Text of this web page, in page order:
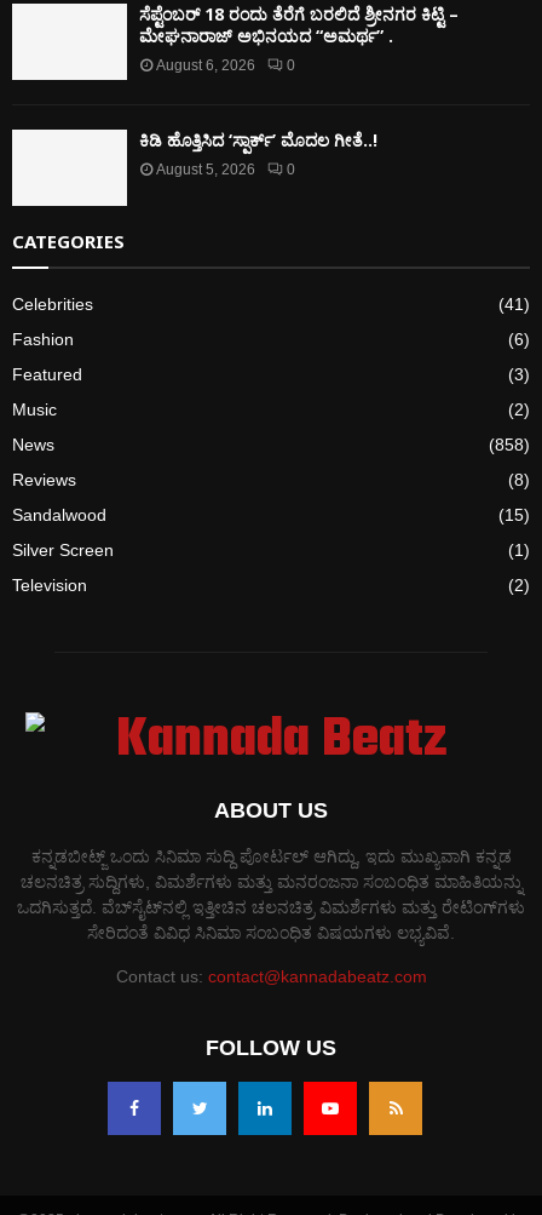
ಸೆಪ್ಟೆಂಬರ್ 18 ರಂದು ತೆರೆಗೆ ಬರಲಿದೆ ಶ್ರೀನಗರ ಕಿಟ್ಟಿ –
ಮೇಘನಾರಾಜ್ ಅಭಿನಯದ “ಅಮರ್ಥ” .
August 6, 2026 0
ಕಿಡಿ‌‌ ಹೊತ್ತಿಸಿದ ‘ಸ್ಪಾರ್ಕ್’ ಮೊದಲ‌ ಗೀತೆ..!
August 5, 2026 0
CATEGORIES
Celebrities
(41)
Fashion
(6)
Featured
(3)
Music
(2)
News
(858)
Reviews
(8)
Sandalwood
(15)
Silver Screen
(1)
Television
(2)
ABOUT US
ಕನ್ನಡಬೀಟ್ಜ್ ಒಂದು ಸಿನಿಮಾ ಸುದ್ದಿ ಪೋರ್ಟಲ್ ಆಗಿದ್ದು, ಇದು ಮುಖ್ಯವಾಗಿ ಕನ್ನಡ
ಚಲನಚಿತ್ರ ಸುದ್ದಿಗಳು, ವಿಮರ್ಶೆಗಳು ಮತ್ತು ಮನರಂಜನಾ ಸಂಬಂಧಿತ ಮಾಹಿತಿಯನ್ನು
ಒದಗಿಸುತ್ತದೆ. ವೆಬ್‌ಸೈಟ್‌ನಲ್ಲಿ ಇತ್ತೀಚಿನ ಚಲನಚಿತ್ರ ವಿಮರ್ಶೆಗಳು ಮತ್ತು ರೇಟಿಂಗ್‌ಗಳು
ಸೇರಿದಂತೆ ವಿವಿಧ ಸಿನಿಮಾ ಸಂಬಂಧಿತ ವಿಷಯಗಳು ಲಭ್ಯವಿವೆ.
Contact us: contact@kannadabeatz.com
FOLLOW US